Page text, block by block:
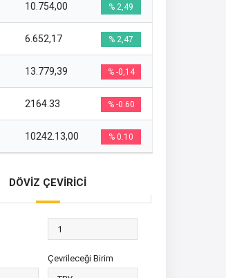
10.754,00 % 2,49
6.652,17 % 2,47
13.779,39 % -0,14
2164.33 % -0.60
10242.13,00 % 0.10
DÖVİZ ÇEVİRİCİ
Çevrileceği Birim